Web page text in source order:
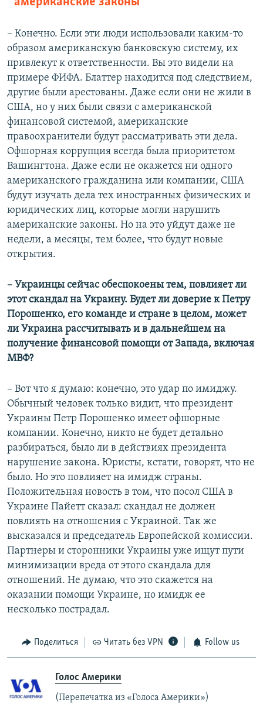
– Конечно. Если эти люди использовали каким-то
образом американскую банковскую систему, их
привлекут к ответственности. Вы это видели на
примере ФИФА. Блаттер находится под следствием,
другие были арестованы. Даже если они не жили в
США, но у них были связи с американской
финансовой системой, американские
правоохранители будут рассматривать эти дела.
Офшорная коррупция всегда была приоритетом
Вашингтона. Даже если не окажется ни одного
американского гражданина или компании, США
будут изучать дела тех иностранных физических и
юридических лиц, которые могли нарушить
американские законы. Но на это уйдут даже не
недели, а месяцы, тем более, что будут новые
открытия.
– Украинцы сейчас обеспокоены тем, повлияет ли
этот скандал на Украину. Будет ли доверие к Петру
Порошенко, его команде и стране в целом, может
ли Украина рассчитывать и в дальнейшем на
получение финансовой помощи от Запада, включая
МВФ?
– Вот что я думаю: конечно, это удар по имиджу.
Обычный человек только видит, что президент
Украины Петр Порошенко имеет офшорные
компании. Конечно, никто не будет детально
разбираться, было ли в действиях президента
нарушение закона. Юристы, кстати, говорят, что не
было. Но это повлияет на имидж страны.
Положительная новость в том, что посол США в
Украине Пайетт сказал: скандал не должен
повлиять на отношения с Украиной. Так же
высказался и председатель Европейской комиссии.
Партнеры и сторонники Украины уже ищут пути
минимизации вреда от этого скандала для
отношений. Не думаю, что это скажется на
оказании помощи Украине, но имидж ее
несколько пострадал.
Поделиться Читать без VPN Follow us
Голос Америки
(Перепечатка из «Голоса Америки»)